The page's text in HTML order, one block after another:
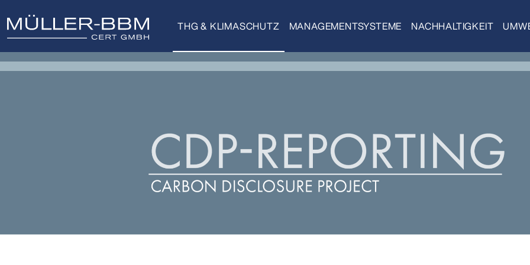
THG & KLIMASCHUTZ MANAGEMENTSYSTEME NACHHALTIGKEIT